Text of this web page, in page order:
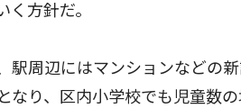
方針だ。
周辺にはマンションなどの
り、区内小学校でも児童数の